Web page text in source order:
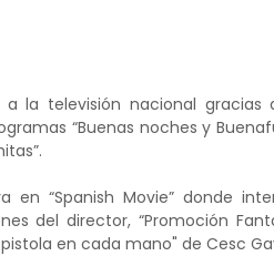
la televisión nacional gracias
“Buenas noches y
“Spanish Movie” donde
del director, “Promoción
en cada mano" de Cesc